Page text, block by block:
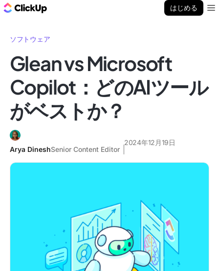
はじめる
ソフトウェア
Glean vs Microsoft
Copilot：どのAIツール
がベストか？
Arya DineshSenior Content Editor
2024年12月19日